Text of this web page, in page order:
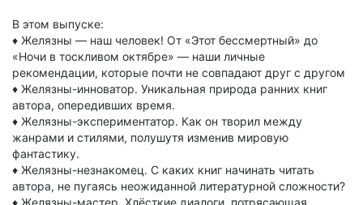
В этом выпуске:
♦️ Желязны — наш человек! От «Этот бессмертный» до
«Ночи в тоскливом октябре» — наши личные
рекомендации, которые почти не совпадают друг с другом
♦️ Желязны-инноватор. Уникальная природа ранних книг
автора, опередивших время.
♦️ Желязны-экспериментатор. Как он творил между
жанрами и стилями, полушутя изменив мировую
фантастику.
♦️ Желязны-незнакомец. С каких книг начинать читать
автора, не пугаясь неожиданной литературной сложности?